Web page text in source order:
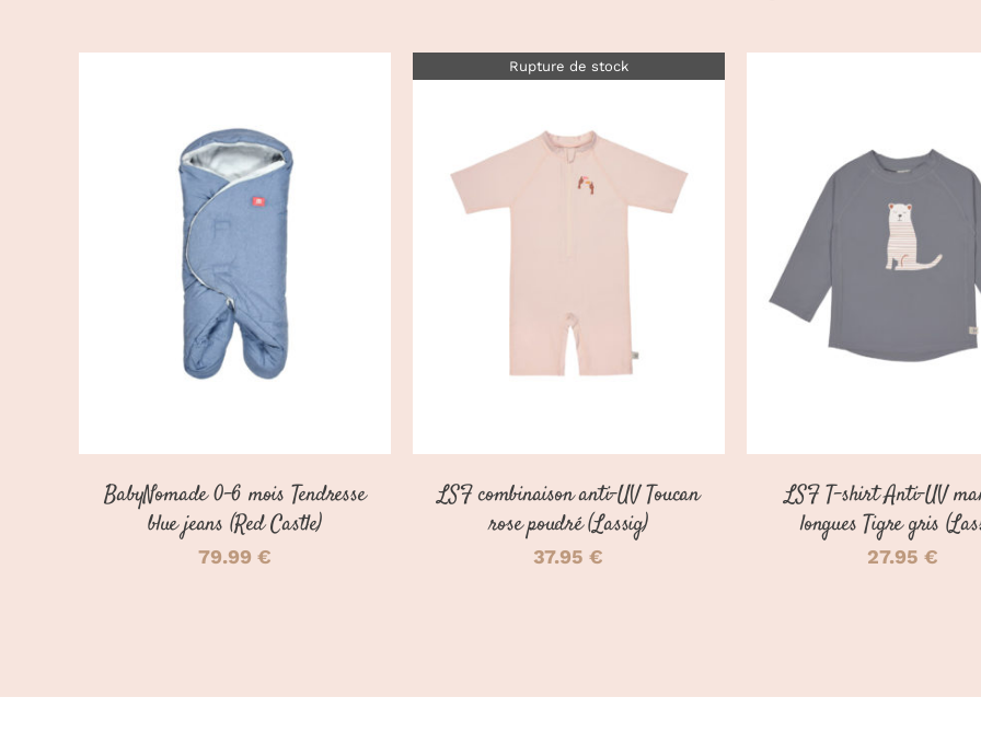
AJOUTER AU PANIER
DÉTAILS
BabyNomade 0-6 mois Tendresse
blue jeans (Red Castle)
79.99 €
Rupture de stock
LSF combinaison anti-UV Toucan
rose poudré (Lassig)
37.95€
CHOIX DES OPTIONS
A
DÉTAILS
LSF T-shirt Anti-UV
longues Tigre gris
27.95 €